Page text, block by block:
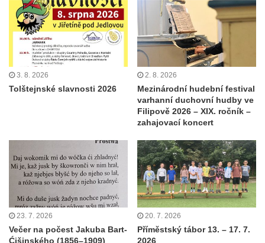
3. 8. 2026
Tolštejnské slavnosti 2026
2. 8. 2026
Mezinárodní hudební festival
varhanní duchovní hudby ve
Filipově 2026 – XIX. ročník –
zahajovací koncert
23. 7. 2026
Večer na počest Jakuba Bart-
Ćišinského (1856–1909)
20. 7. 2026
Příměstský tábor 13. – 17. 7.
2026